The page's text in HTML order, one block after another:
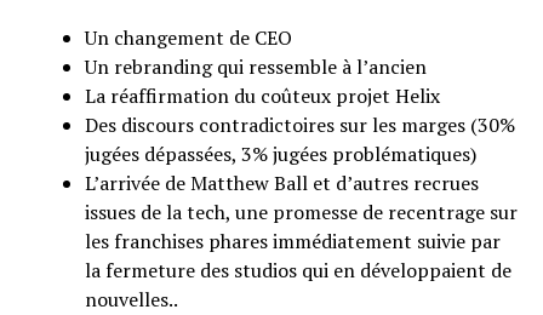
Un changement de CEO
Un rebranding qui ressemble à l’ancien
La réaffirmation du coûteux projet Helix
Des discours contradictoires sur les marges (30%
jugées dépassées, 3% jugées problématiques)
L’arrivée de Matthew Ball et d’autres recrues
issues de la tech, une promesse de recentrage sur
les franchises phares immédiatement suivie par
la fermeture des studios qui en développaient de
nouvelles..